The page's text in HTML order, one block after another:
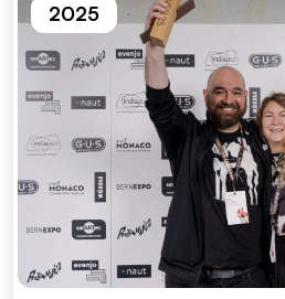
2025